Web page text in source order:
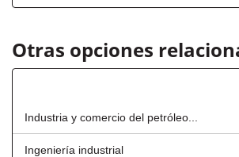
Otras opciones
Industria y comercio del petróleo...
Ingeniería industrial